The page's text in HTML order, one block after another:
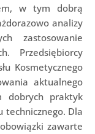
w tym dobrą
analizy
zastosowanie
Przedsiębiorcy
Kosmetycznego
aktualnego
dobrych praktyk
technicznego. Dla
zawarte